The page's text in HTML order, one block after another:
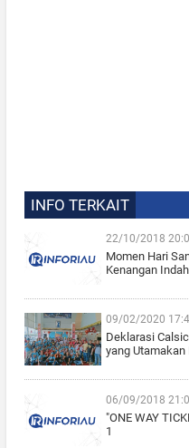
INFO TERKAIT
22/10/2018
Momen Hari
Kenangan
09/02/2020
Deklarasi
yang Utamakan
06/09/2018
"ONE WAY
1